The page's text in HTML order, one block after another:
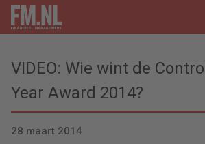
VIDEO: Wie wint de
Year Award 2014?
28 maart 2014